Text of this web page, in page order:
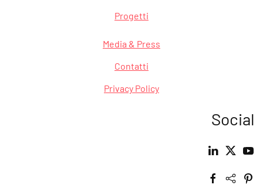
Progetti
Media & Press
Contatti
Privacy Policy
Social